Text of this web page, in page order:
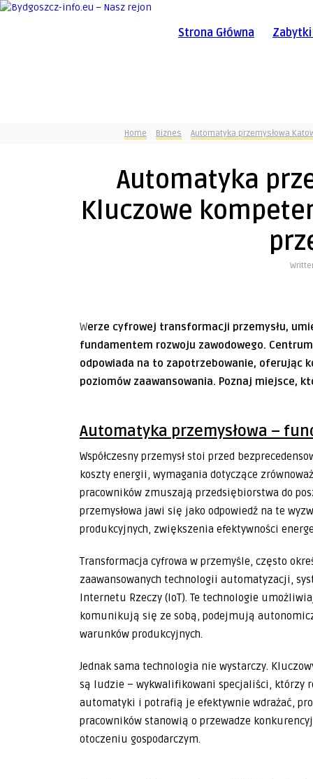
Strona Główna
Home Biznes Automatyka przemysłowa
Automatyka
Kluczowe
W erze cyfrowej transformacji przemysłu, umiejętności z zakresu automatyki stają się
fundamentem rozwoju zawodowego.
odpowiada na to zapotrzebowanie, oferując
poziomów zaawansowania. Poznaj miejsce,
Automatyka przemysłowa –
Współczesny przemysł stoi przed
koszty energii, wymagania dotyczące
pracowników zmuszają przedsiębiorstwa do
przemysłowa jawi się jako odpowiedź na te
produkcyjnych, zwiększenia efektywności
Transformacja cyfrowa w przemyśle, często
zaawansowanych technologii automatyzacji,
Internetu Rzeczy (IoT). Te technologie
komunikują się ze sobą, podejmują
warunków produkcyjnych.
Jednak sama technologia nie wystarczy.
są ludzie – wykwalifikowani specjaliści, którzy
automatyki i potrafią je efektywnie wdrażać,
pracowników stanowią o przewadze
otoczeniu gospodarczym.